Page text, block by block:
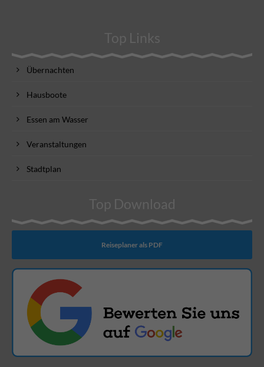
Top Links
Übernachten
Hausboote
Essen am Wasser
Veranstaltungen
Stadtplan
Top Download
Reiseplaner als PDF